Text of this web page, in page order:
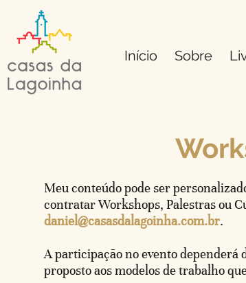
Início Sobre
Meu conteúdo pode ser
contratar Workshops, Palestras ou
daniel@casasdalagoinha.com.br.
A participação no evento dependerá
proposto aos modelos de trabalho